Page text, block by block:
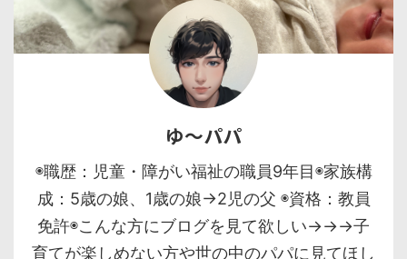
ゆ〜パパ
◉職歴：児童・障がい福祉の職員9年目◉家族構
成：5歳の娘、1歳の娘→2児の父 ◉資格：教員
免許◉こんな方にブログを見て欲しい→→→子
育てが楽しめない方や世の中のパパに見てほし